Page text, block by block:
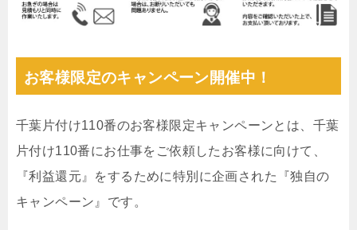
お客様限定のキャンペーン開催中！
千葉片付け110番のお客様限定キャンペーンとは、千葉
片付け110番にお仕事をご依頼したお客様に向けて、
『利益還元』をするために特別に企画された『独自の
キャンペーン』です。